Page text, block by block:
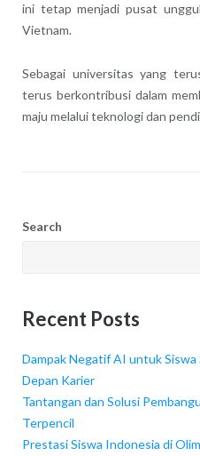
ini tetap menjadi pusat
Vietnam.
Sebagai universitas yang
terus berkontribusi dalam
maju melalui teknologi dan
Search
Recent Posts
Dampak Negatif AI untuk
Depan Karier
Tantangan dan Solusi
Terpencil
Prestasi Siswa Indonesia di